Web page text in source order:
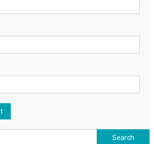
Search for: